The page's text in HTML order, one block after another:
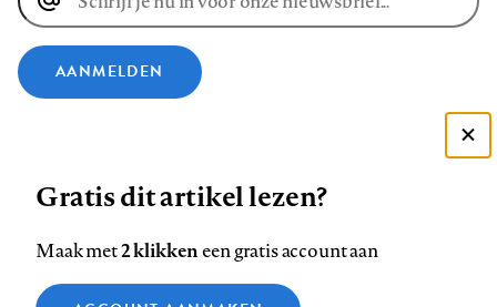
E-
mailadres
AANMELDEN
ons
op
ons
op
ons
op
ons
op
ons
op
ons
Contact Colofon Disclaimer Privacy
Zie onze cookie policy
Gratis dit artikel lezen?
Maak met2 klikkeneen gratis account aan